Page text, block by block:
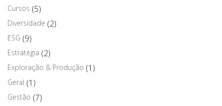
Cursos (5)
Diversidade (2)
ESG (9)
Estratégia (2)
Exploração & Produção (1)
Geral (1)
Gestão (7)